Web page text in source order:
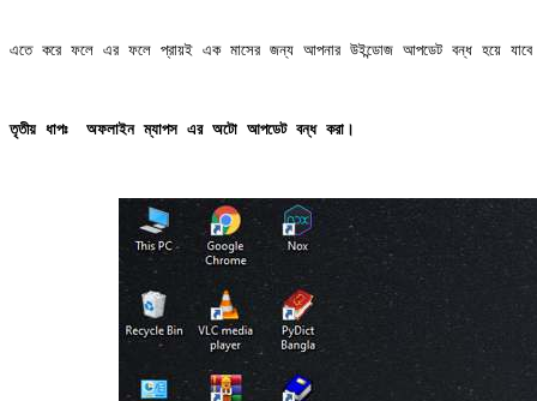
এতে করে ফলে এর ফলে প্রায়ই এক মাসের জন্য আপনার উইন্ডোজ আপডেট বন্ধ হয়ে যাবে
তৃতীয় ধাপঃ অফলাইন ম্যাপস এর অটো আপডেট বন্ধ করা।